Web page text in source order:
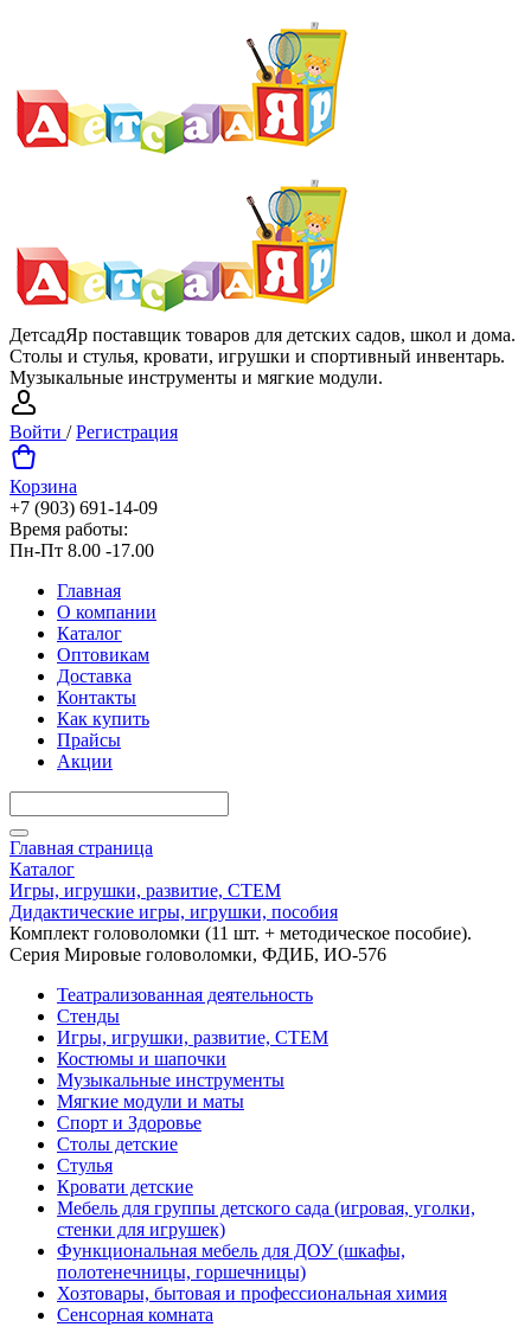
ДетсадЯр поставщик товаров для детских садов, школ и дома.
Столы и стулья, кровати, игрушки и спортивный инвентарь.
Музыкальные инструменты и мягкие модули.
Войти /Регистрация
Корзина
+7 (903) 691-14-09
Время работы:
Пн-Пт 8.00 -17.00
Главная
О компании
Каталог
Оптовикам
Доставка
Контакты
Как купить
Прайсы
Акции
Главная страница
Каталог
Игры, игрушки, развитие, СТЕМ
Дидактические игры, игрушки, пособия
Комплект головоломки (11 шт. + методическое пособие).
Серия Мировые головоломки, ФДИБ, ИО-576
Театрализованная деятельность
Стенды
Игры, игрушки, развитие, СТЕМ
Костюмы и шапочки
Музыкальные инструменты
Мягкие модули и маты
Спорт и Здоровье
Столы детские
Стулья
Кровати детские
Мебель для группы детского сада (игровая, уголки,
стенки для игрушек)
Функциональная мебель для ДОУ (шкафы,
полотенечницы, горшечницы)
Хозтовары, бытовая и профессиональная химия
Сенсорная комната